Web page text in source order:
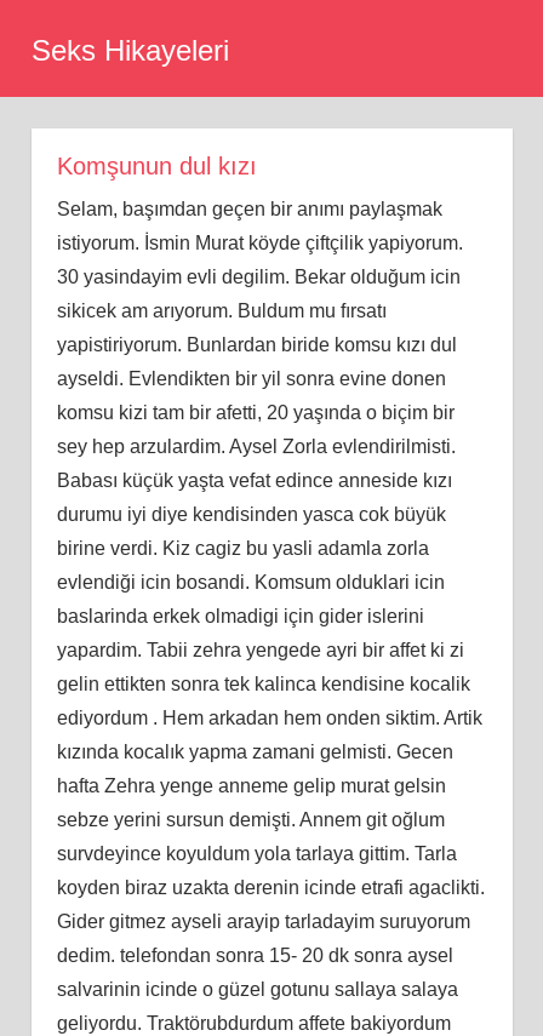
Seks Hikayeleri
Komşunun dul kızı
Selam, başımdan geçen bir anımı paylaşmak
istiyorum. İsmin Murat köyde çiftçilik yapiyorum.
30 yasindayim evli degilim. Bekar olduğum icin
sikicek am arıyorum. Buldum mu fırsatı
yapistiriyorum. Bunlardan biride komsu kızı dul
ayseldi. Evlendikten bir yil sonra evine donen
komsu kizi tam bir afetti, 20 yaşında o biçim bir
sey hep arzulardim. Aysel Zorla evlendirilmisti.
Babası küçük yaşta vefat edince anneside kızı
durumu iyi diye kendisinden yasca cok büyük
birine verdi. Kiz cagiz bu yasli adamla zorla
evlendiği icin bosandi. Komsum olduklari icin
baslarinda erkek olmadigi için gider islerini
yapardim. Tabii zehra yengede ayri bir affet ki zi
gelin ettikten sonra tek kalinca kendisine kocalik
ediyordum . Hem arkadan hem onden siktim. Artik
kızında kocalık yapma zamani gelmisti. Gecen
hafta Zehra yenge anneme gelip murat gelsin
sebze yerini sursun demişti. Annem git oğlum
survdeyince koyuldum yola tarlaya gittim. Tarla
koyden biraz uzakta derenin icinde etrafi agaclikti.
Gider gitmez ayseli arayip tarladayim suruyorum
dedim. telefondan sonra 15- 20 dk sonra aysel
salvarinin icinde o güzel gotunu sallaya salaya
geliyordu. Traktörubdurdum affete bakiyordum